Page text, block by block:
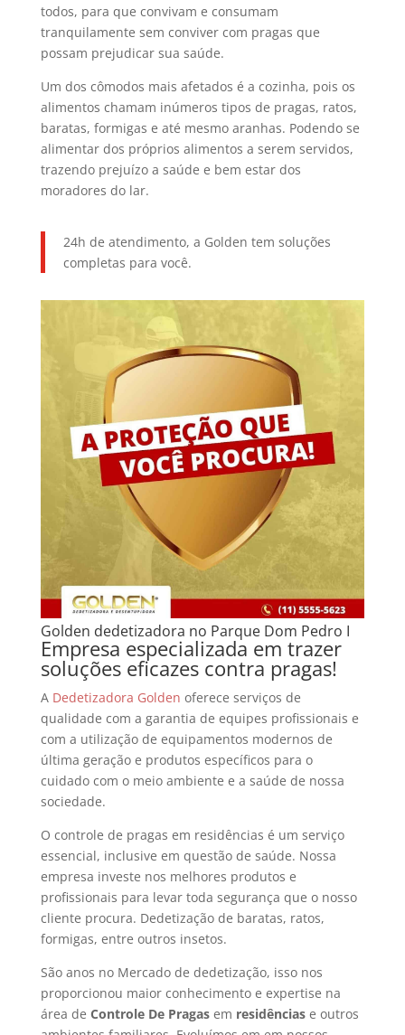
todos, para que convivam e consumam
tranquilamente sem conviver com pragas que
possam prejudicar sua saúde.
Um dos cômodos mais afetados é a cozinha, pois os
alimentos chamam inúmeros tipos de pragas, ratos,
baratas, formigas e até mesmo aranhas. Podendo se
alimentar dos próprios alimentos a serem servidos,
trazendo prejuízo a saúde e bem estar dos
moradores do lar.
24h de atendimento, a Golden tem soluções
completas para você.
Golden dedetizadora no Parque Dom Pedro I
Empresa especializada em trazer
soluções eficazes contra pragas!
A Dedetizadora Golden oferece serviços de
qualidade com a garantia de equipes profissionais e
com a utilização de equipamentos modernos de
última geração e produtos específicos para o
cuidado com o meio ambiente e a saúde de nossa
sociedade.
O controle de pragas em residências é um serviço
essencial, inclusive em questão de saúde. Nossa
empresa investe nos melhores produtos e
profissionais para levar toda segurança que o nosso
cliente procura. Dedetização de baratas, ratos,
formigas, entre outros insetos.
São anos no Mercado de dedetização, isso nos
proporcionou maior conhecimento e expertise na
área de Controle De Pragasem residências e outros